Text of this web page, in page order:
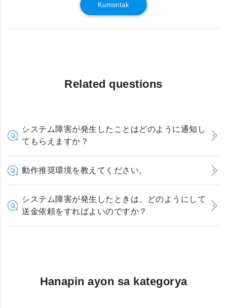
Kumontak
Related questions
システム障害が発生したことはどのように通知し
てもらえますか？
動作推奨環境を教えてください。
システム障害が発生したときは、どのようにして
送金依頼をすればよいのですか？
Hanapin ayon sa kategorya